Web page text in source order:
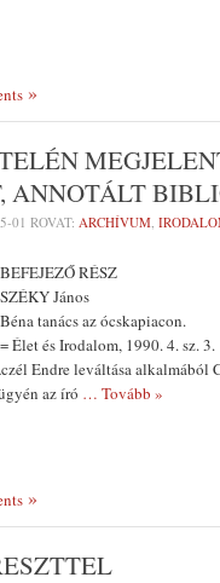
ANNOTÁLT
01 ROVAT: ARCHÍVUM,
BEFEJEZŐ RÉSZ
SZÉKY János
Béna tanács az ócskapiacon.
= Élet és Irodalom, 1990. 4. sz. 3.
Endre le­váltása alkalmából
az író … Tovább »